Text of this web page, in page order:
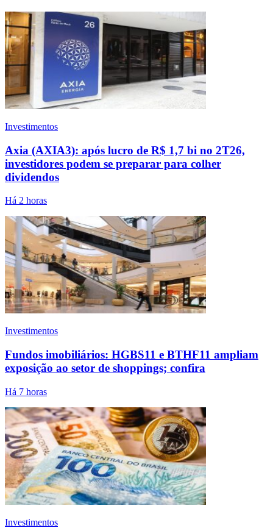
Investimentos
Axia (AXIA3): após lucro de R$ 1,7 bi no 2T26,
investidores podem se preparar para colher
dividendos
Há 2 horas
Investimentos
Fundos imobiliários: HGBS11 e BTHF11 ampliam
exposição ao setor de shoppings; confira
Há 7 horas
Investimentos